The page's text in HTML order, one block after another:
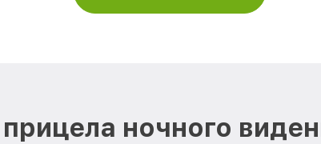
ночного